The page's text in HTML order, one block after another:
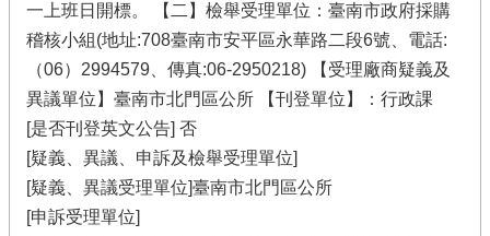
一上班日開標。 【二】檢舉受理單位：臺南市政府採購
稽核小組(地址:708臺南市安平區永華路二段6號、電話:
（06）2994579、傳真:06-2950218) 【受理廠商疑義及
異議單位】臺南市北門區公所 【刊登單位】：行政課
[是否刊登英文公告] 否
[疑義、異議、申訴及檢舉受理單位]
[疑義、異議受理單位]臺南市北門區公所
[申訴受理單位]